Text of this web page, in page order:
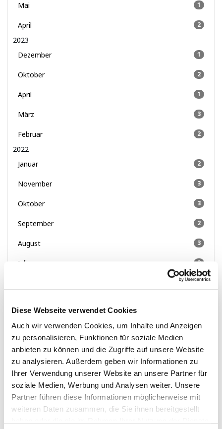
Diese Webseite verwendet Cookies
Auch wir verwenden Cookies, um Inhalte und Anzeigen
zu personalisieren, Funktionen für soziale Medien
anbieten zu können und die Zugriffe auf unsere Website
zu analysieren. Außerdem geben wir Informationen zu
Ihrer Verwendung unserer Website an unsere Partner für
soziale Medien, Werbung und Analysen weiter. Unsere
Partner führen diese Informationen möglicherweise mit
weiteren Daten zusammen, die Sie ihnen bereitgestellt
Mai
1
April 2
2023
Dezember
1
Oktober 2
April 1
März 3
Februar 2
2022
Januar
2
November 3
Oktober 3
September 2
August 3
Juli 2
4
April
März
Februar 3
2021
November
Oktober 1